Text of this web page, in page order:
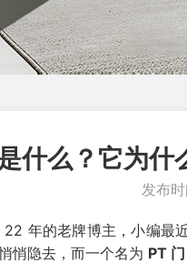
什么？它为什
发布
年的老牌博主，小编最
悄隐去，而一个名为 PT 门